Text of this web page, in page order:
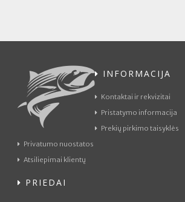
INFORMACIJA
Kontaktai ir rekvizitai
Pristatymo informacija
Prekių pirkimo taisyklės
Privatumo nuostatos
Atsiliepimai klientų
PRIEDAI